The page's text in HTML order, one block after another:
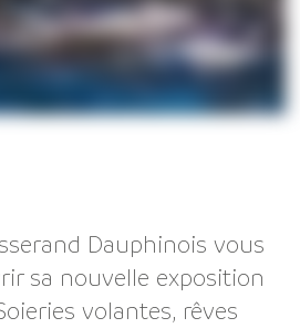
Dauphinois vous
sa nouvelle exposition
volantes, rêves